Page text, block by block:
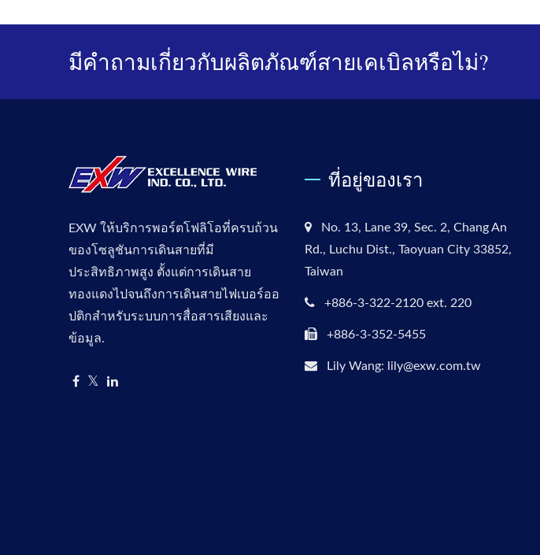
มีคำถามเกี่ยวกับผลิตภัณฑ์สายเคเบิลหรือไม่?
EXW ให้บริการพอร์ตโฟลิโอที่ครบถ้วน
ของโซลูชันการเดินสายที่มี
ประสิทธิภาพสูง ตั้งแต่การเดินสาย
ทองแดงไปจนถึงการเดินสายไฟเบอร์ออ
ปติกสำหรับระบบการสื่อสารเสียงและ
ข้อมูล.
ที่อยู่ของเรา
No. 13, Lane 39, Sec. 2, Chang An
Rd., Luchu Dist., Taoyuan City 33852,
Taiwan
+886-3-322-2120 ext. 220
+886-3-352-5455
Lily Wang: lily@exw.com.tw